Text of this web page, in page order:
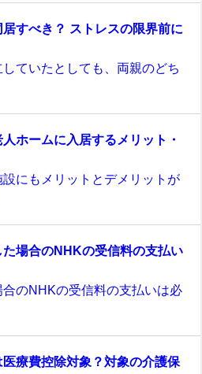
すべき？ ストレスの限界前に
ていたとしても、両親のどち
ホームに入居するメリット・
にもメリットとデメリットが
場合のNHKの受信料の支払い
のNHKの受信料の支払いは必
療費控除対象？対象の介護保